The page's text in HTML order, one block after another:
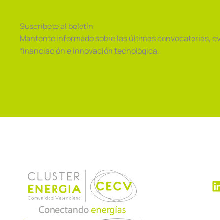
Suscríbete al boletín
Mantente informado sobre las últimas convocatorias,
financiación e innovación tecnológica.